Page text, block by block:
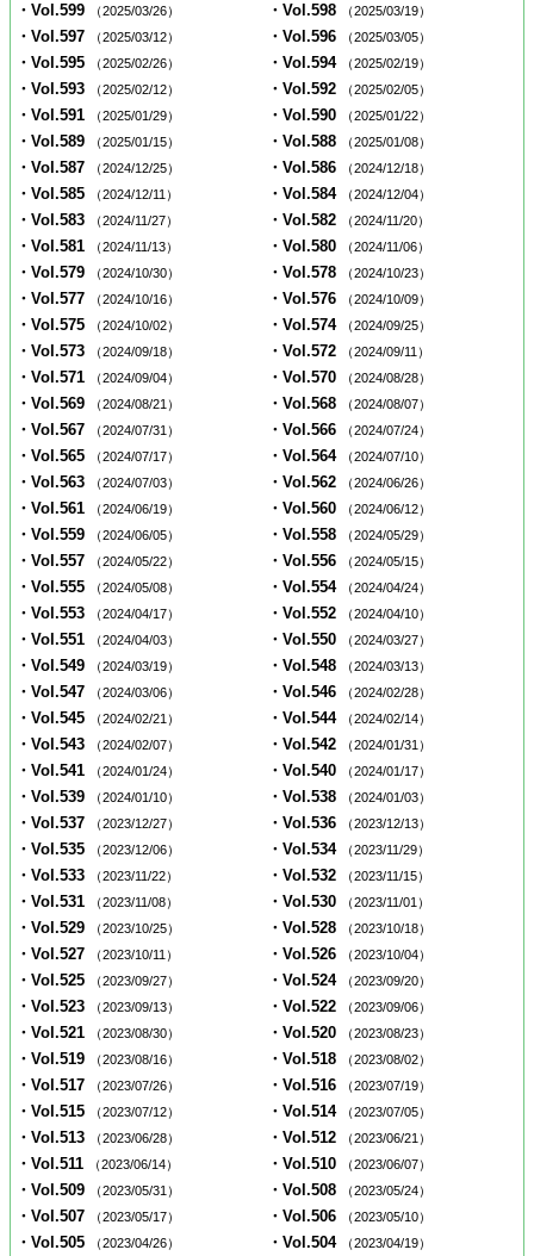
・Vol.599 （2025/03/26） ・Vol.598 （2025/03/19）
・Vol.597 （2025/03/12） ・Vol.596 （2025/03/05）
・Vol.595 （2025/02/26） ・Vol.594 （2025/02/19）
・Vol.593 （2025/02/12） ・Vol.592 （2025/02/05）
・Vol.591 （2025/01/29） ・Vol.590 （2025/01/22）
・Vol.589 （2025/01/15） ・Vol.588 （2025/01/08）
・Vol.587 （2024/12/25） ・Vol.586 （2024/12/18）
・Vol.585 （2024/12/11） ・Vol.584 （2024/12/04）
・Vol.583 （2024/11/27） ・Vol.582 （2024/11/20）
・Vol.581 （2024/11/13） ・Vol.580 （2024/11/06）
・Vol.579 （2024/10/30） ・Vol.578 （2024/10/23）
・Vol.577 （2024/10/16） ・Vol.576 （2024/10/09）
・Vol.575 （2024/10/02） ・Vol.574 （2024/09/25）
・Vol.573 （2024/09/18） ・Vol.572 （2024/09/11）
・Vol.571 （2024/09/04） ・Vol.570 （2024/08/28）
・Vol.569 （2024/08/21） ・Vol.568 （2024/08/07）
・Vol.567 （2024/07/31） ・Vol.566 （2024/07/24）
・Vol.565 （2024/07/17） ・Vol.564 （2024/07/10）
・Vol.563 （2024/07/03） ・Vol.562 （2024/06/26）
・Vol.561 （2024/06/19） ・Vol.560 （2024/06/12）
・Vol.559 （2024/06/05） ・Vol.558 （2024/05/29）
・Vol.557 （2024/05/22） ・Vol.556 （2024/05/15）
・Vol.555 （2024/05/08） ・Vol.554 （2024/04/24）
・Vol.553 （2024/04/17） ・Vol.552 （2024/04/10）
・Vol.551 （2024/04/03） ・Vol.550 （2024/03/27）
・Vol.549 （2024/03/19） ・Vol.548 （2024/03/13）
・Vol.547 （2024/03/06） ・Vol.546 （2024/02/28）
・Vol.545 （2024/02/21） ・Vol.544 （2024/02/14）
・Vol.543 （2024/02/07） ・Vol.542 （2024/01/31）
・Vol.541 （2024/01/24） ・Vol.540 （2024/01/17）
・Vol.539 （2024/01/10） ・Vol.538 （2024/01/03）
・Vol.537 （2023/12/27） ・Vol.536 （2023/12/13）
・Vol.535 （2023/12/06） ・Vol.534 （2023/11/29）
・Vol.533 （2023/11/22） ・Vol.532 （2023/11/15）
・Vol.531 （2023/11/08） ・Vol.530 （2023/11/01）
・Vol.529 （2023/10/25） ・Vol.528 （2023/10/18）
・Vol.527 （2023/10/11） ・Vol.526 （2023/10/04）
・Vol.525 （2023/09/27） ・Vol.524 （2023/09/20）
・Vol.523 （2023/09/13） ・Vol.522 （2023/09/06）
・Vol.521 （2023/08/30） ・Vol.520 （2023/08/23）
・Vol.519 （2023/08/16） ・Vol.518 （2023/08/02）
・Vol.517 （2023/07/26） ・Vol.516 （2023/07/19）
・Vol.515 （2023/07/12） ・Vol.514 （2023/07/05）
・Vol.513 （2023/06/28） ・Vol.512 （2023/06/21）
・Vol.511 （2023/06/14） ・Vol.510 （2023/06/07）
・Vol.509 （2023/05/31） ・Vol.508 （2023/05/24）
・Vol.507 （2023/05/17） ・Vol.506 （2023/05/10）
・Vol.505 （2023/04/26） ・Vol.504 （2023/04/19）